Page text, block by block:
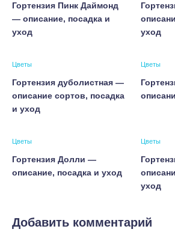
Гортензия Пинк Даймонд
— описание, посадка и
уход
уход
Цветы
Гортензия дуболистная —
описание сортов, посадка
и уход
Цветы
Цветы
Гортензия Долли —
описание, посадка и уход
Цветы
уход
Добавить комментарий